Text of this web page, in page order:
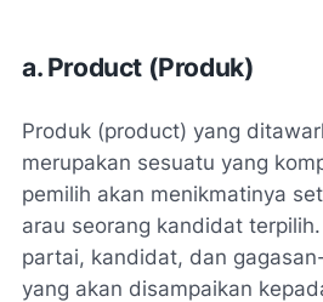
a. Product (Produk)
Produk (product) yang
merupakan sesuatu yang
pemilih akan menikmatinya
arau seorang kandidat
partai, kandidat, dan
yang akan disampaikan